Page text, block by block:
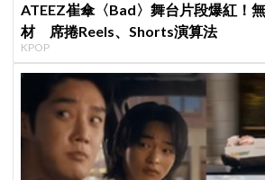
ATEEZ崔傘〈Bad〉舞台片段爆紅！
材 席捲Reels、Shorts演算法
KPOP